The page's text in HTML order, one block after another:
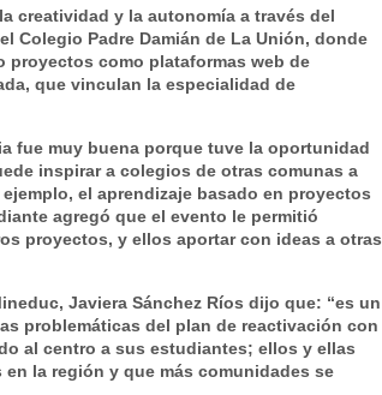
creatividad y la autonomía a través del
Colegio Padre Damián de La Unión, donde
como plataformas web de
que vinculan la especialidad de
fue muy buena porque tuve la oportunidad
inspirar a colegios de otras comunas a
el aprendizaje basado en proyectos
agregó que el evento le permitió
proyectos, y ellos aportar con ideas a otras
Javiera Sánchez Ríos dijo que: “es un
problemáticas del plan de reactivación con
al centro a sus estudiantes; ellos y ellas
la región y que más comunidades se